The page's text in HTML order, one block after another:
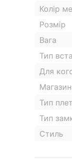
Колір
Розмір
Вага
Тип
Для
Магазин
Тип
Тип
Стиль